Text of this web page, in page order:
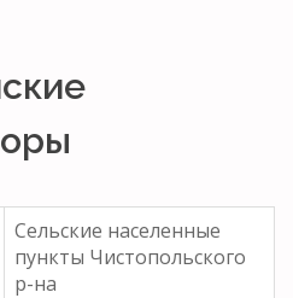
Сельские населенные
пункты Чистопольского
р-на